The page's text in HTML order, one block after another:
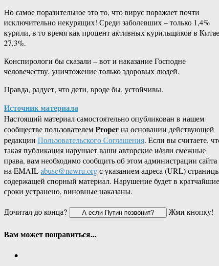
Но самое поразительное это то, что вирус поражает почти
исключительно некурящих! Среди заболевших – только 1,4%
курили, в то время как процент активных курильщиков в Китае
27,3%.
Конспирологи бы сказали – вот и наказание Господне
человечеству, уничтожение только здоровых людей.
Правда, радует, что дети, вроде бы, устойчивы.
Источник материала
Настоящий материал самостоятельно опубликован в нашем
сообществе пользователемProperна основании действующей
редакции Пользовательского Соглашения. Если вы считаете,
такая публикация нарушает ваши авторские и/или смежные
права, вам необходимо сообщить об этом администрации сайта
на EMAILabuse@newru.orgс указанием адреса (URL)
содержащей спорный материал. Нарушение будет в кратчайшие
сроки устранено, виновные наказаны.
Дочитал до конца?
Жми кнопку!
Вам может понравиться...